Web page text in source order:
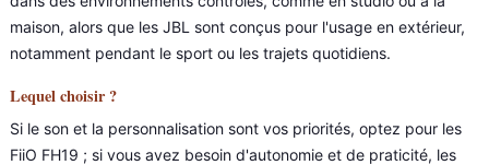
maison, alors que les JBL sont conçus pour l'usage en extérieur,
notamment pendant le sport ou les trajets quotidiens.
Lequel choisir ?
Si le son et la personnalisation sont vos priorités, optez pour les
FiiO FH19 ; si vous avez besoin d'autonomie et de praticité, les